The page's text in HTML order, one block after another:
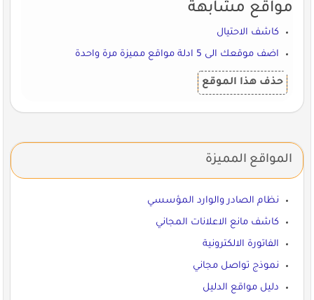
مواقع مشابهة
كاشف الاحتيال
اضف موقعك الى 5 ادلة مواقع مميزة مرة واحدة
حذف هذا الموقع
المواقع المميزة
نظام الصادر والوارد المؤسسي
كاشف مانع الاعلانات المجاني
الفاتورة الالكترونية
نموذج تواصل مجاني
دليل مواقع الدليل